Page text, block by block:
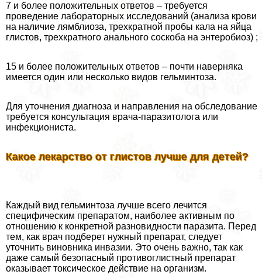
7 и более положительных ответов – требуется
проведение лабораторных исследований (анализа крови
на наличие лямблиоза, трехкратной пробы кала на яйца
глистов, трехкратного aнaльного соскоба на энтеробиоз) ;
15 и более положительных ответов – почти наверняка
имеется один или несколько видов гельминтоза.
Для уточнения диагноза и направления на обследование
требуется консультация врача-паразитолога или
инфекциониста.
Какое лекарство от глистов лучше для детей?
Каждый вид гельминтоза лучше всего лечится
специфическим препаратом, наиболее активным по
отношению к конкретной разновидности паразита. Перед
тем, как врач подберет нужный препарат, следует
уточнить виновника инвазии. Это очень важно, так как
даже самый безопасный противоглистный препарат
оказывает токсическое действие на организм.